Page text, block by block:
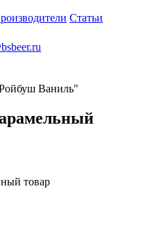
Статьи
Ваниль"
товар